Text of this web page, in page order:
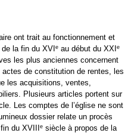
ont trait au fonctionnement et
la fin du XVI eau début du XXI e
les plus anciennes concernent
de constitution de rentes, les
les acquisitions, ventes,
Plusieurs articles portent sur
Les comptes de l’église ne sont
dossier relate un procès
du XVIII
esiècle à propos de la